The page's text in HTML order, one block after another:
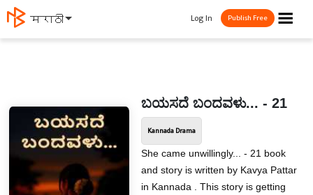
मराठी ☰
Log In Publish Free
ಬಯಸದೆ ಬಂದವಳು... - 21
Kannada Drama
She came unwillingly... - 21 book
and story is written by Kavya Pattar
in Kannada . This story is getting